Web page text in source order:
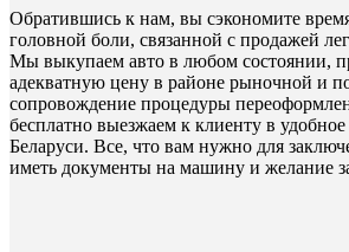
Обратившись к нам, вы сэкономите
головной боли, связанной с продажей
Мы выкупаем авто в любом состоянии,
адекватную цену в районе рыночной и
сопровождение процедуры
бесплатно выезжаем к клиенту в
Беларуси. Все, что вам нужно для
иметь документы на машину и желание